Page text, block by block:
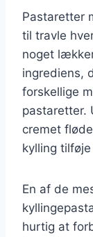
Pastaretter
til travle
noget
ingrediens,
forskellige
pastaretter.
cremet
kylling
En af de
hurtig at